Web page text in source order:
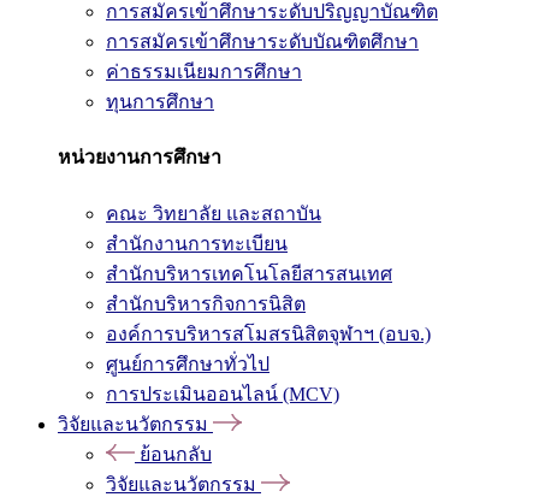
การสมัครเข้าศึกษาระดับปริญญาบัณฑิต
การสมัครเข้าศึกษาระดับบัณฑิตศึกษา
ค่าธรรมเนียมการศึกษา
ทุนการศึกษา
หน่วยงานการศึกษา
คณะ วิทยาลัย และสถาบัน
สำนักงานการทะเบียน
สำนักบริหารเทคโนโลยีสารสนเทศ
สำนักบริหารกิจการนิสิต
องค์การบริหารสโมสรนิสิตจุฬาฯ (อบจ.)
ศูนย์การศึกษาทั่วไป
การประเมินออนไลน์ (MCV)
วิจัยและนวัตกรรม
ย้อนกลับ
วิจัยและนวัตกรรม